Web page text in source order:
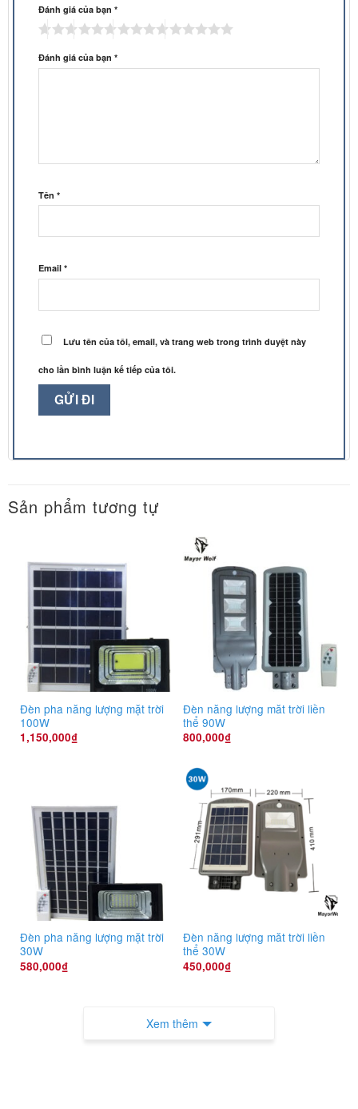
Đánh giá của bạn *
Đánh giá của bạn *
Tên *
Email *
Lưu tên của tôi, email, và trang web trong trình duyệt này
cho lần bình luận kế tiếp của tôi.
Sản phẩm tương tự
Đèn pha năng lượng mặt trời
100W
1,150,000₫
Đèn năng lượng măt trời liền
thể 90W
800,000₫
Đèn pha năng lượng mặt trời
30W
580,000₫
Đèn năng lượng măt trời liền
thể 30W
450,000₫
Xem thêm